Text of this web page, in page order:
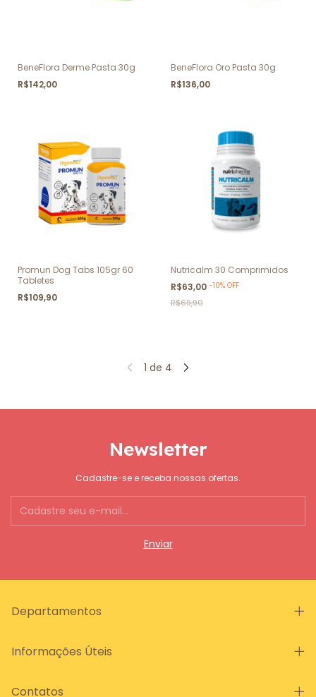
BeneFlora Derme Pasta 30g
R$142,00
BeneFlora Oro Pasta 30g
R$136,00
Promun Dog Tabs 105gr 60
Tabletes
R$109,90
Nutricalm 30 Comprimidos
R$63,00 -10% OFF
R$69,90
1 de 4
Newsletter
Cadastre-se e receba nossas ofertas.
Departamentos
Informações Úteis
Contatos